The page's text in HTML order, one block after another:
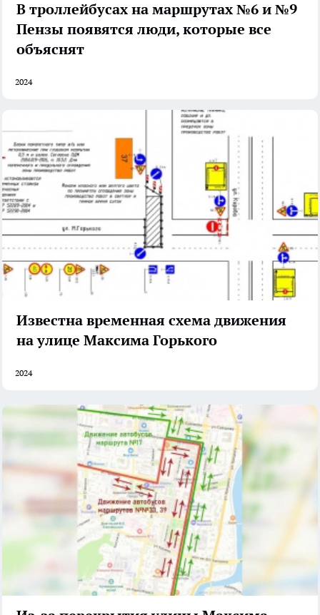
В троллейбусах на маршрутах №6 и №9
Пензы появятся люди, которые все
объяснят
2024
Известна временная схема движения
на улице Максима Горького
2024